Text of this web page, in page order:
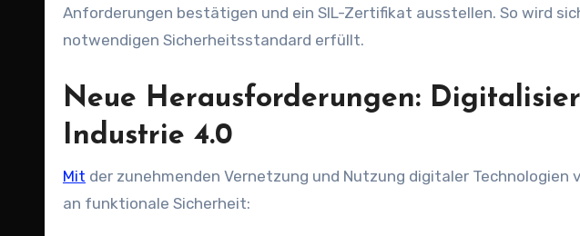
Anforderungen bestätigen und ein SIL-Zertifikat ausstellen. So wird
notwendigen Sicherheitsstandard erfüllt.
Neue Herausforderungen:
Industrie 4.0
Mit der zunehmenden Vernetzung und Nutzung digitaler Technologien
an funktionale Sicherheit: